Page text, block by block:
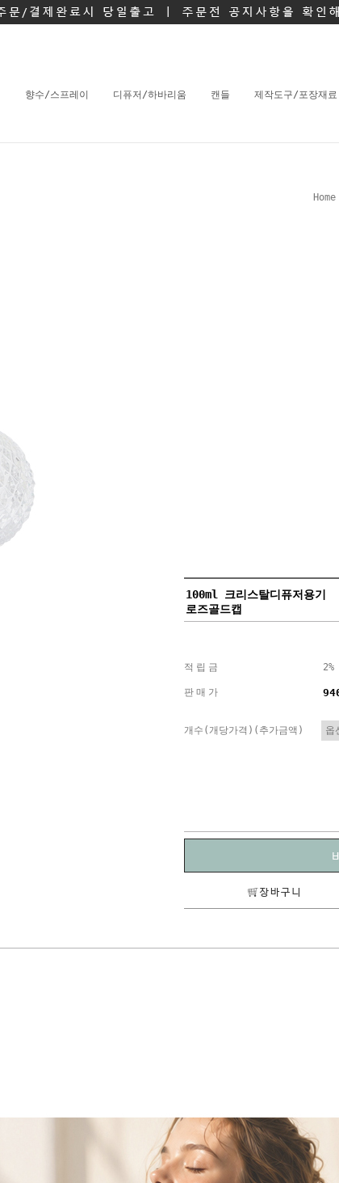
향수/스프레이 디퓨저/하바리움 캔들 제작도구/포장재료
Home
100ml 크리스탈디퓨저용기
로즈골드캡
적립금 2%
판매가
개수(개당가격)(추가금액)